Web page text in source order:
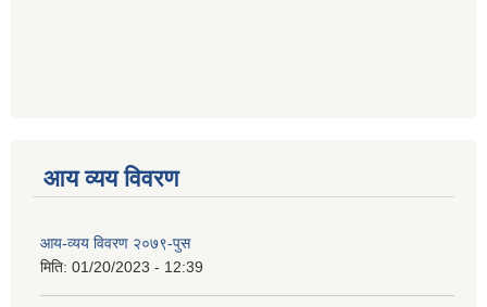
आय व्यय विवरण
आय-व्यय विवरण २०७९-पुस
मिति: 01/20/2023 - 12:39